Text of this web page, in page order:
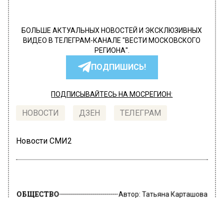
БОЛЬШЕ АКТУАЛЬНЫХ НОВОСТЕЙ И ЭКСКЛЮЗИВНЫХ
ВИДЕО В ТЕЛЕГРАМ-КАНАЛЕ "ВЕСТИ МОСКОВСКОГО
РЕГИОНА".
ПОДПИШИСЬ!
ПОДПИСЫВАЙТЕСЬ НА МОСРЕГИОН:
НОВОСТИ ДЗЕН ТЕЛЕГРАМ
Новости СМИ2
ОБЩЕСТВО Автор: Татьяна Карташова